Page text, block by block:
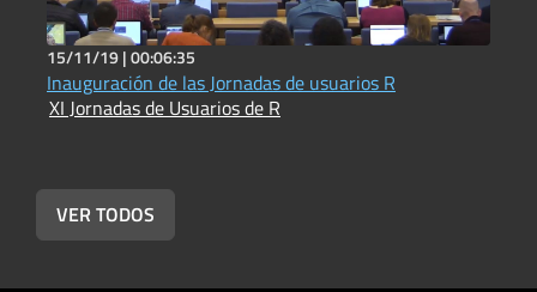
15/11/19 |00:06:35
Inauguración de las Jornadas de usuarios R
XI Jornadas de Usuarios de R
VER TODOS